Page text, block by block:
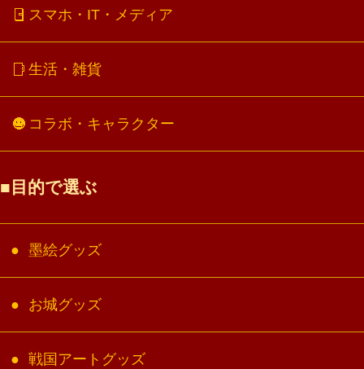
スマホ・IT・メディア
生活・雑貨
コラボ・キャラクター
目的で選ぶ
墨絵グッズ
お城グッズ
戦国アートグッズ